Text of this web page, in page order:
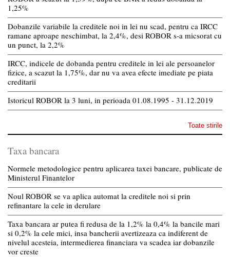
1,25%
Dobanzile variabile la creditele noi in lei nu scad, pentru ca IRCC
ramane aproape neschimbat, la 2,4%, desi ROBOR s-a micsorat cu
un punct, la 2,2%
IRCC, indicele de dobanda pentru creditele in lei ale persoanelor
fizice, a scazut la 1,75%, dar nu va avea efecte imediate pe piata
creditarii
Istoricul ROBOR la 3 luni, in perioada 01.08.1995 - 31.12.2019
Toate stirile
Taxa bancara
Normele metodologice pentru aplicarea taxei bancare, publicate de
Ministerul Finantelor
Noul ROBOR se va aplica automat la creditele noi si prin
refinantare la cele in derulare
Taxa bancara ar putea fi redusa de la 1,2% la 0,4% la bancile mari
si 0,2% la cele mici, insa bancherii avertizeaza ca indiferent de
nivelul acesteia, intermedierea financiara va scadea iar dobanzile
vor creste